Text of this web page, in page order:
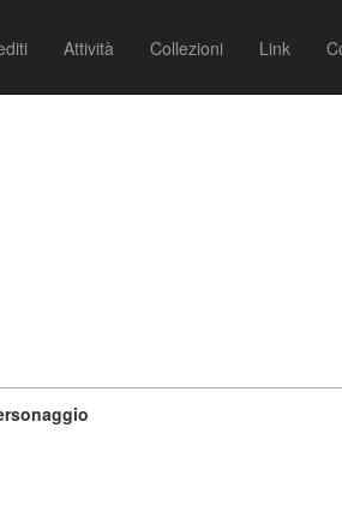
Attività Collezioni Link